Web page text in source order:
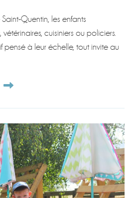
Quentin, les enfants
cuisiniers ou policiers.
pensé à leur échelle, tout invite au